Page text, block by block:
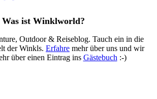
Was ist Winklworld?
Outdoor & Reiseblog. Tauch ein in die
der Winkls. Erfahre mehr über uns und wir
über einen Eintrag ins Gästebuch :-)